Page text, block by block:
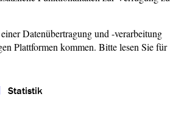
Datenübertragung und -verarbeitung
Plattformen kommen. Bitte lesen Sie für
Statistik